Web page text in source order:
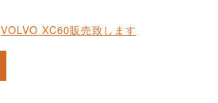
VOLVO XC60販売致します